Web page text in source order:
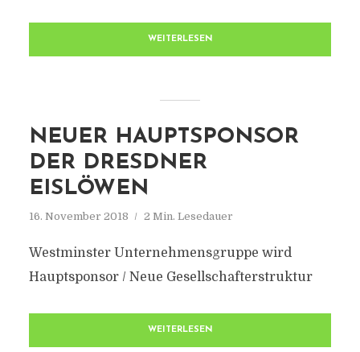
WEITERLESEN
NEUER HAUPTSPONSOR
DER DRESDNER
EISLÖWEN
16. November 2018 2 Min. Lesedauer
Westminster Unternehmensgruppe wird
Hauptsponsor / Neue Gesellschafterstruktur
WEITERLESEN